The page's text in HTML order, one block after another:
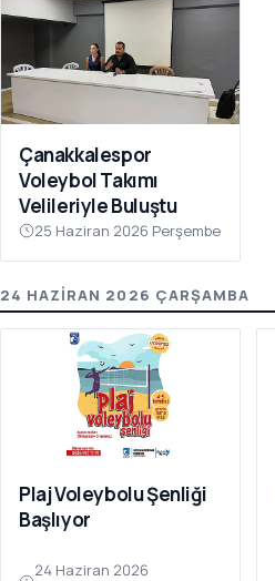
Çanakkalespor
Voleybol Takımı
Velileriyle Buluştu
25 Haziran 2026 Perşembe
24 HAZIRAN 2026 ÇARŞAMBA
Plaj Voleybolu Şenliği
Başlıyor
24 Haziran 2026